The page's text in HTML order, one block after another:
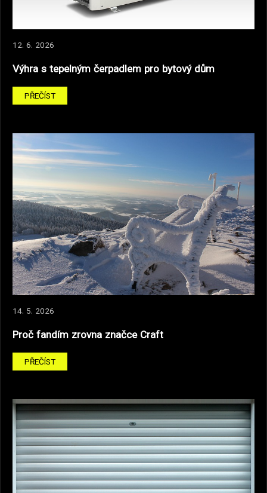
12. 6. 2026
Výhra s tepelným čerpadlem pro bytový dům
PŘEČÍST
14. 5. 2026
Proč fandím zrovna značce Craft
PŘEČÍST